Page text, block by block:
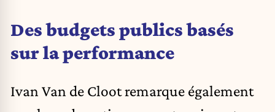
Des budgets publics basés
sur la performance
Ivan Van de Cloot remarque également